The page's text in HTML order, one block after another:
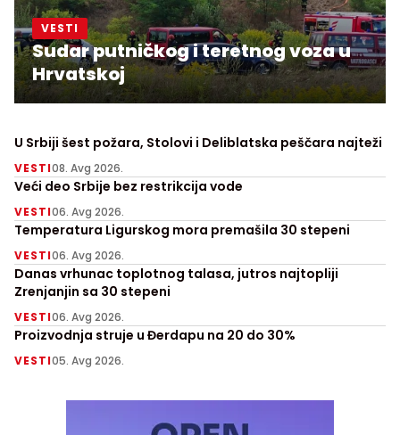
VESTI
Sudar putničkog i teretnog voza u
Hrvatskoj
U Srbiji šest požara, Stolovi i Deliblatska peščara najteži
VESTI08. Avg 2026.
Veći deo Srbije bez restrikcija vode
VESTI06. Avg 2026.
Temperatura Ligurskog mora premašila 30 stepeni
VESTI06. Avg 2026.
Danas vrhunac toplotnog talasa, jutros najtopliji
Zrenjanjin sa 30 stepeni
VESTI06. Avg 2026.
Proizvodnja struje u Đerdapu na 20 do 30%
VESTI05. Avg 2026.